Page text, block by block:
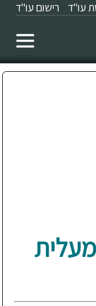
עו"ד רישום עו"ד